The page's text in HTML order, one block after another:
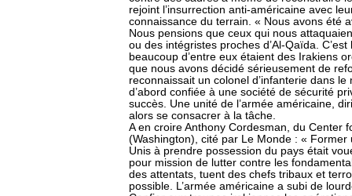
rejoint l’insurrection anti-américaine avec
connaissance du terrain. « Nous avons été
Nous pensions que ceux qui nous
ou des intégristes proches d’Al-Qaïda.
beaucoup d’entre eux étaient des Irakiens
que nous avons décidé sérieusement de
reconnaissait un colonel d’infanterie dans
d’abord confiée à une société de sécurité
succès. Une unité de l’armée américaine,
alors se consacrer à la tâche.
A en croire Anthony Cordesman, du Center
(Washington), cité par Le Monde : «
Unis à prendre possession du pays était
pour mission de lutter contre les
des attentats, tuent des chefs tribaux et
possible. L’armée américaine a subi de